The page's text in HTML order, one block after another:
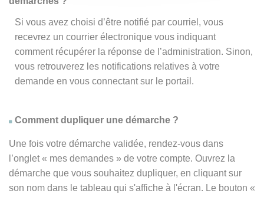
Si vous avez choisi d’être notifié par courriel, vous
recevrez un courrier électronique vous indiquant
comment récupérer la réponse de l’administration. Sinon,
vous retrouverez les notifications relatives à votre
demande en vous connectant sur le portail.
Comment dupliquer une démarche ?
Une fois votre démarche validée, rendez-vous dans
l’onglet « mes demandes » de votre compte. Ouvrez la
démarche que vous souhaitez dupliquer, en cliquant sur
son nom dans le tableau qui s'affiche à l'écran. Le bouton «